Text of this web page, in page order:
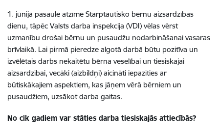
1. jūnijā pasaulē atzīmē Starptautisko bērnu aizsardzības
dienu, tāpēc Valsts darba inspekcija (VDI) vēlas vērst
uzmanību drošai bērnu un pusaudžu nodarbināšanai vasaras
brīvlaikā. Lai pirmā pieredze algotā darbā būtu pozitīva un
izvēlētais darbs nekaitētu bērna veselībai un tiesiskajai
aizsardzībai, vecāki (aizbildņi) aicināti iepazīties ar
būtiskākajiem aspektiem, kas jāņem vērā bērniem un
pusaudžiem, uzsākot darba gaitas.
No cik gadiem var stāties darba tiesiskajās attiecībās?